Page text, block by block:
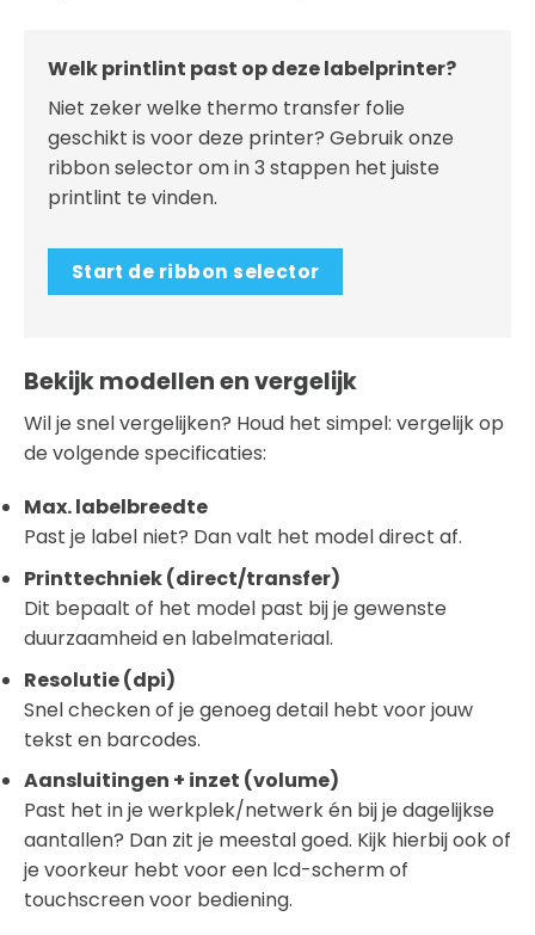
Welk printlint past op deze labelprinter?
Niet zeker welke thermo transfer folie
geschikt is voor deze printer? Gebruik onze
ribbon selector om in 3 stappen het juiste
printlint te vinden.
Start de ribbon selector
Bekijk modellen en vergelijk
Wil je snel vergelijken? Houd het simpel: vergelijk op
de volgende specificaties:
Max. labelbreedte
Past je label niet? Dan valt het model direct af.
Printtechniek (direct/transfer)
Dit bepaalt of het model past bij je gewenste
duurzaamheid en labelmateriaal.
Resolutie (dpi)
Snel checken of je genoeg detail hebt voor jouw
tekst en barcodes.
Aansluitingen + inzet (volume)
Past het in je werkplek/netwerk én bij je dagelijkse
aantallen? Dan zit je meestal goed. Kijk hierbij ook of
je voorkeur hebt voor een lcd-scherm of
touchscreen voor bediening.